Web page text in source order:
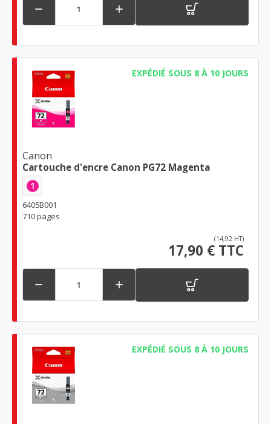
 
EXPÉDIÉ SOUS 8 À 10 JOURS
Canon
Cartouche d'encre Canon PG72 Magenta
1
6405B001
710 pages
(14,92 HT)
17,90 € TTC
 
EXPÉDIÉ SOUS 8 À 10 JOURS